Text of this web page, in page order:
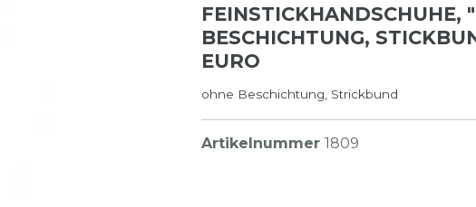
FEINSTICKHANDSCHUHE,
BESCHICHTUNG,
URO
ohne Beschichtung, Strickbund
Artikelnummer 1809